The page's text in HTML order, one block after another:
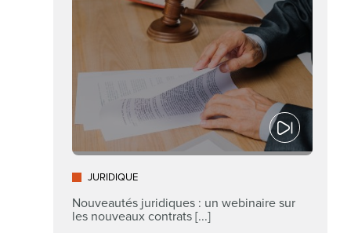
JURIDIQUE
Nouveautés juridiques : un webinaire sur
les nouveaux contrats [...]